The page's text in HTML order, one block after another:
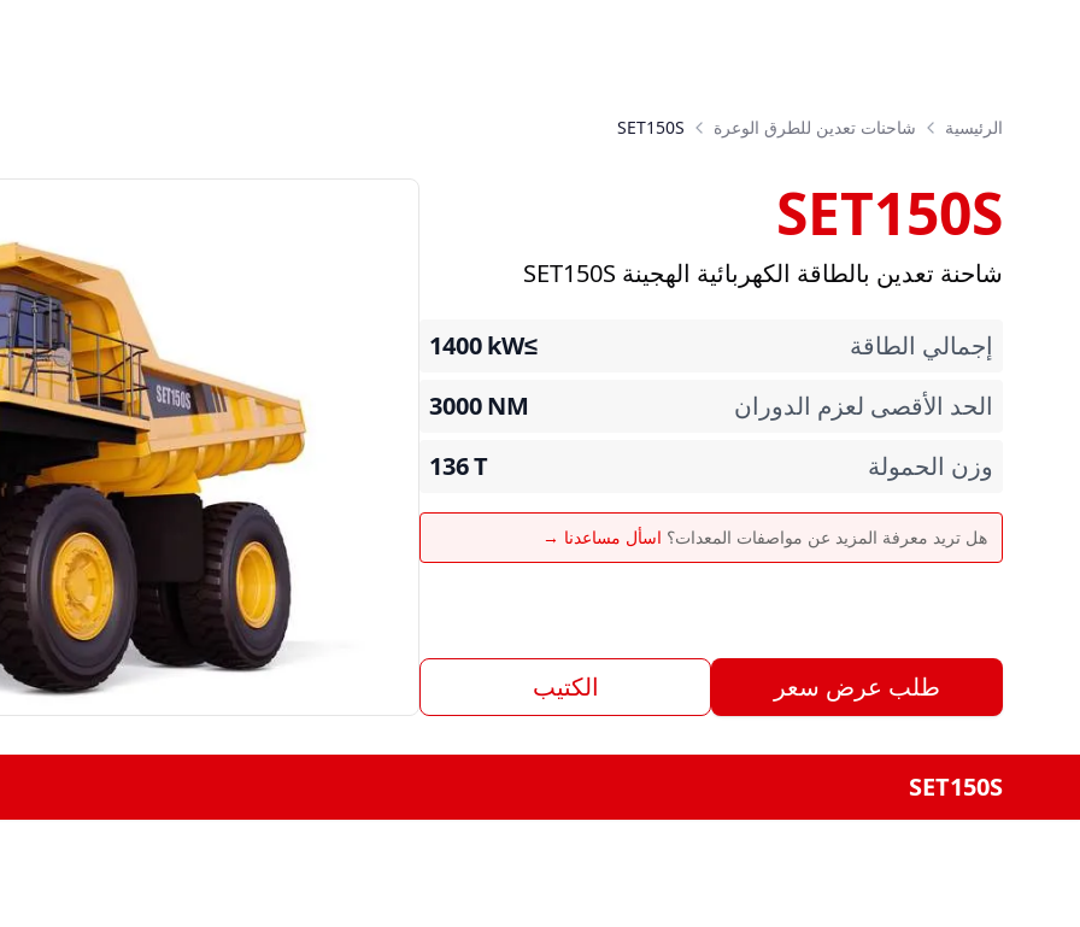
الرئيسية شاحنات تعدين للطرق الوعرة SET150S
SET150S
شاحنة تعدين بالطاقة الكهربائية الهجينة SET150S
إجمالي الطاقة ≥1400
kW
الحد الأقصى لعزم الدوران
3000NM
وزن الحمولة
136T
هل تريد معرفة المزيد عن مواصفات المعدات؟ اسأل مساعدنا →
طلب عرض سعر الكتيب
SET150S